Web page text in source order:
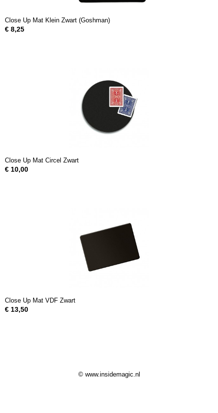
Close Up Mat Klein Zwart (Goshman)
€ 8,25
Close Up Mat Circel Zwart
€ 10,00
Close Up Mat VDF Zwart
€ 13,50
© www.insidemagic.nl